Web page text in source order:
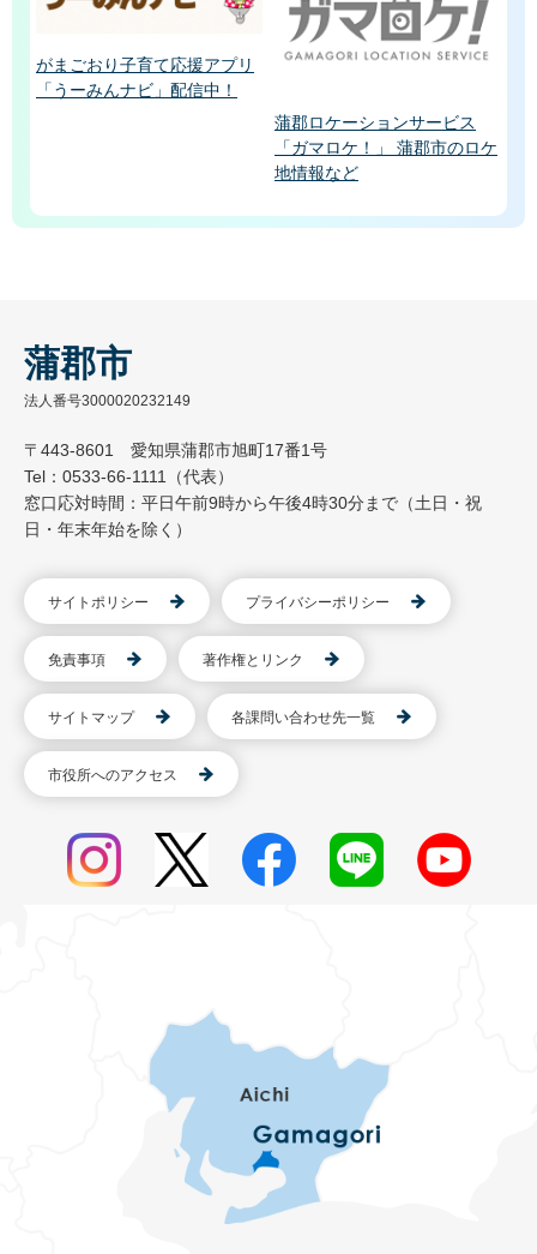
がまごおり子育て応援アプリ
「うーみんナビ」配信中！
蒲郡ロケーションサービス
「ガマロケ！」 蒲郡市のロケ
地情報など
蒲郡市
法人番号3000020232149
〒443-8601 愛知県蒲郡市旭町17番1号
Tel：0533-66-1111（代表）
窓口応対時間：平日午前9時から午後4時30分まで（土日・祝
日・年末年始を除く）
サイトポリシー プライバシーポリシー
免責事項 著作権とリンク
サイトマップ 各課問い合わせ先一覧
市役所へのアクセス